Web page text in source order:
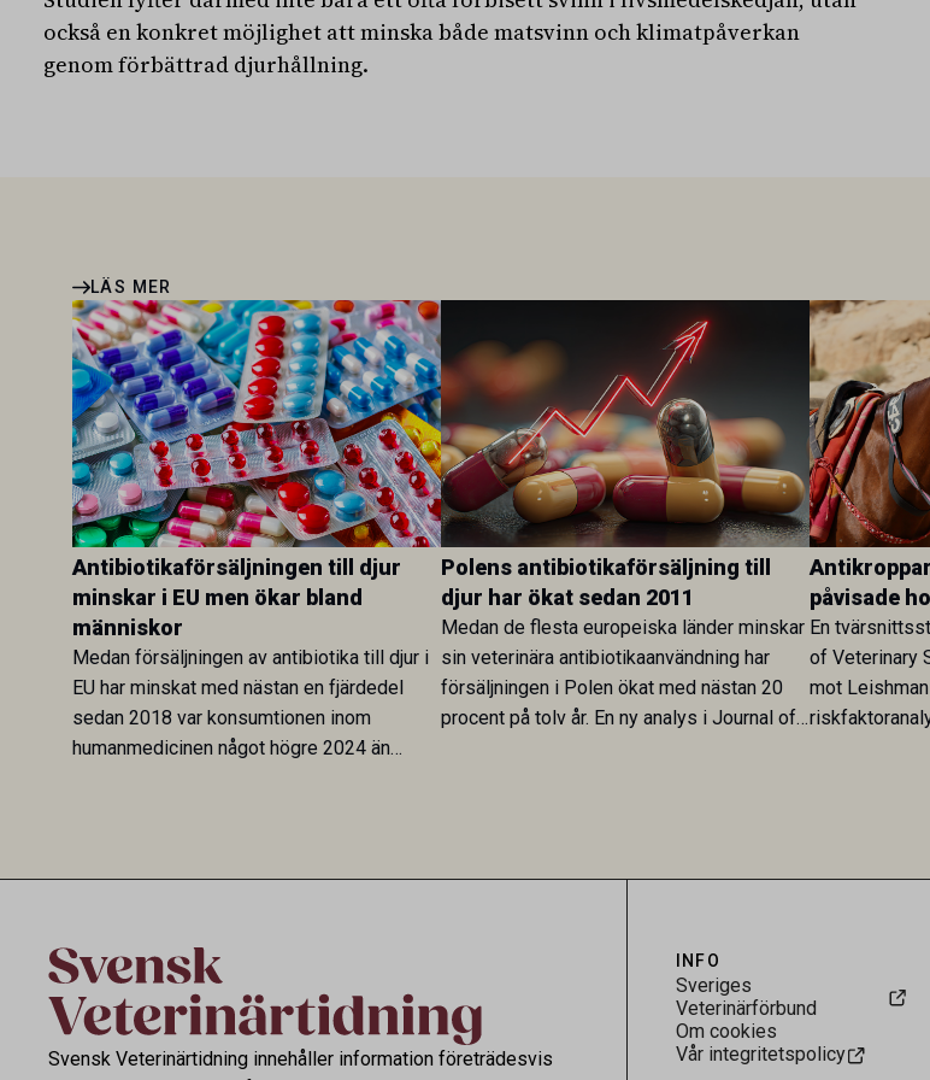
också en konkret möjlighet att minska både matsvinn och klimatpåverkan
genom förbättrad djurhållning.
LÄS MER
Antibiotikaförsäljningen till djur
minskar i EU men ökar bland
människor
Medan försäljningen av antibiotika till djur i
EU har minskat med nästan en fjärdedel
sedan 2018 var konsumtionen inom
humanmedicinen något högre 2024 än
Polens antibiotikaförsäljning till
djur har ökat sedan 2011
Medan de flesta europeiska länder minskar
sin veterinära antibiotikaanvändning har
försäljningen i Polen ökat med nästan 20
procent på tolv år. En ny analys i Journal of
påvisade
En
of Veterinary
mot
Svensk Veterinärtidning innehåller information företrädesvis
INFO
Sveriges
Veterinärförbund
Om cookies
Vår integritetspolicy